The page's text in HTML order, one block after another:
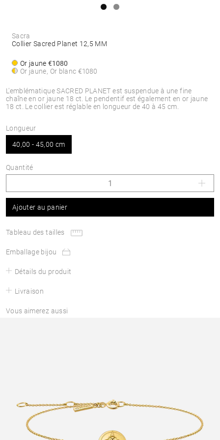
L'emblématique SACRED PLANET est suspendue à une fine
chaîne en or jaune 18 ct. Le pendentif est également en or jaune
18 ct. Le collier est réglable en longueur de 40 à 45 cm.
Sacra
Collier Sacred Planet 12,5 MM
Or jaune€1080
Or jaune, Or blanc €1080
Longueur
40,00 - 45,00 cm
Quantité
Ajouter au panier
Tableau des tailles
Emballage bijou
Détails du produit
Livraison
Vous aimerez aussi